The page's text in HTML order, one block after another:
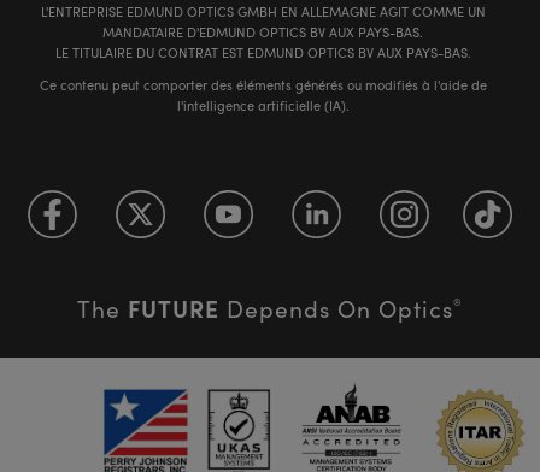
L'ENTREPRISE EDMUND OPTICS GMBH EN ALLEMAGNE AGIT COMME UN
MANDATAIRE D'EDMUND OPTICS BV AUX PAYS-BAS.
LE TITULAIRE DU CONTRAT EST EDMUND OPTICS BV AUX PAYS-BAS.
Ce contenu peut comporter des éléments générés ou modifiés à l'aide de
l'intelligence artificielle (IA).
The FUTURE Depends On Optics®